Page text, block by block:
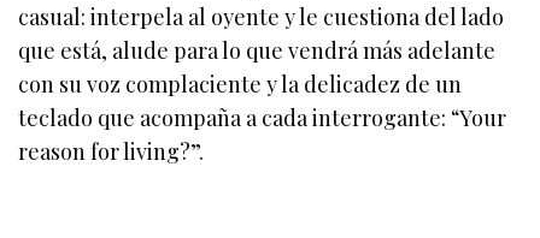
casual: interpela al oyente y le cuestiona del lado
que está, alude para lo que vendrá más adelante
con su voz complaciente y la delicadez de un
teclado que acompaña a cada interrogante: “Your
reason for living?”.